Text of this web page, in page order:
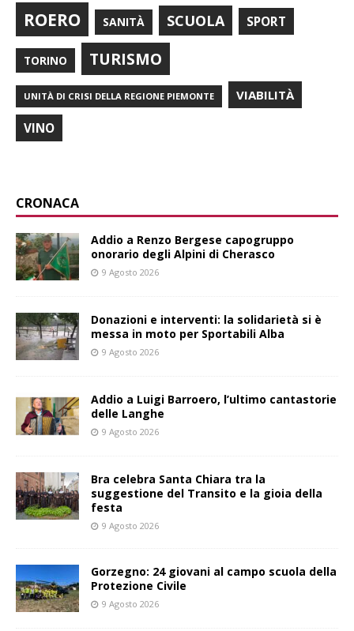
ROERO SANITÀ SCUOLA SPORT
TORINO TURISMO
UNITÀ DI CRISI DELLA REGIONE PIEMONTE VIABILITÀ
VINO
CRONACA
Addio a Renzo Bergese capogruppo
onorario degli Alpini di Cherasco
9 Agosto 2026
Donazioni e interventi: la solidarietà si è
messa in moto per Sportabili Alba
9 Agosto 2026
Addio a Luigi Barroero, l’ultimo cantastorie
delle Langhe
9 Agosto 2026
Bra celebra Santa Chiara tra la
suggestione del Transito e la gioia della
festa
9 Agosto 2026
Gorzegno: 24 giovani al campo scuola della
Protezione Civile
9 Agosto 2026